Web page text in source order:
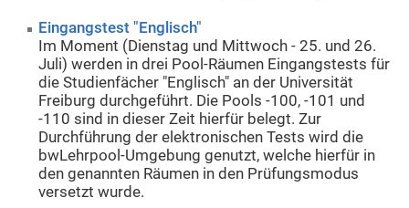
Eingangstest "Englisch"
Im Moment (Dienstag und Mittwoch - 25. und 26.
Juli) werden in drei Pool-Räumen Eingangstests für
die Studienfächer "Englisch" an der Universität
Freiburg durchgeführt. Die Pools -100, -101 und
-110 sind in dieser Zeit hierfür belegt. Zur
Durchführung der elektronischen Tests wird die
bwLehrpool-Umgebung genutzt, welche hierfür in
den genannten Räumen in den Prüfungsmodus
versetzt wurde.